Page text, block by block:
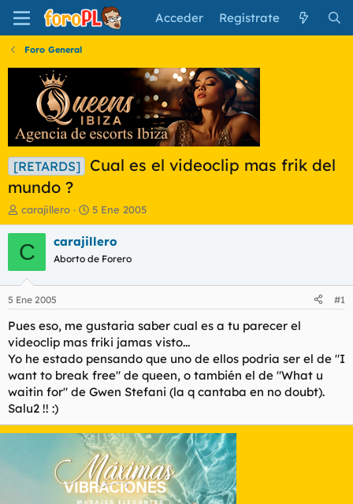
Acceder Regístrate
Foro General
[RETARDS]
Cual es el videoclip mas frik del
mundo ?
I
n
i
c
a
d
o
r
d
e
l
t
e
m
carajillero
F
e
c
a
i
n
i
c
i
o
5 Ene 2005
C carajillero
Aborto de Forero
5 Ene 2005 #1
Pues eso, me gustaria saber cual es a tu parecer el
videoclip mas friki jamas visto...
Yo he estado pensando que uno de ellos podria ser el de "I
want to break free" de queen, o también el de "What u
waitin for" de Gwen Stefani (la q cantaba en no doubt).
Salu2 !! :)